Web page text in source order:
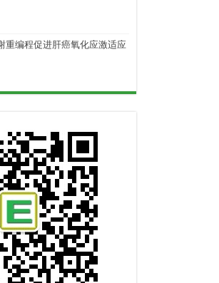
重编程促进肝癌氧化应激适应